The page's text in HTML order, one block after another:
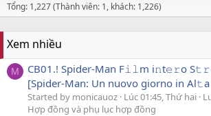
Tổng: 1,227 (Thành viên: 1, khách: 1,226)
Xem nhiều
M
CB01.! Spider-Man F𝚒𝚕m i𝚗t𝚎𝚛o
[Spider-Man: Un nuovo giorno in
Started by monicauoz Lúc 01:45, Thứ hai
Hợp đồng và phụ lục hợp đồng